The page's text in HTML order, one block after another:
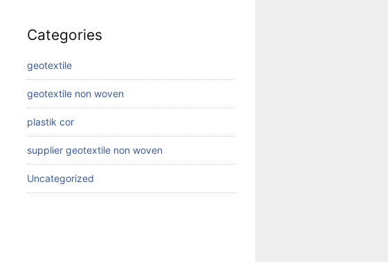
Categories
geotextile
geotextile non woven
plastik cor
supplier geotextile non woven
Uncategorized